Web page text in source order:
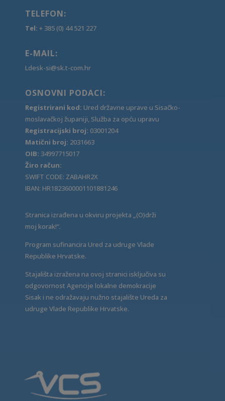
TELEFON:
Tel: + 385 (0) 44 521 227
E-MAIL:
Ldesk-si@sk.t-com.hr
OSNOVNI PODACI:
Registrirani kod: Ured državne uprave u Sisačko-
moslavačkoj županiji, Služba za opću upravu
Registracijski broj: 03001204
Matični broj: 2031663
OIB: 34997715017
Žiro račun:
SWIFT CODE: ZABAHR2X
IBAN: HR1823600001101881246
Stranica izrađena u okviru projekta „(O)drži
moj korak!“.
Program sufinancira Ured za udruge Vlade
Republike Hrvatske.
Stajališta izražena na ovoj stranici isključiva su
odgovornost Agencije lokalne demokracije
Sisak i ne odražavaju nužno stajalište Ureda za
udruge Vlade Republike Hrvatske.